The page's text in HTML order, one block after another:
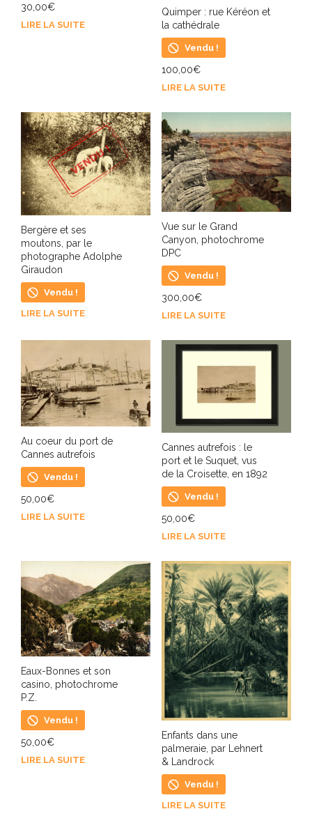
30,00€
LIRE LA SUITE
Quimper : rue Kéréon et
la cathédrale
Vendu !
100,00€
LIRE LA SUITE
Bergère et ses
moutons, par le
photographe Adolphe
Giraudon
Vendu !
LIRE LA SUITE
Vue sur le Grand
Canyon, photochrome
DPC
Vendu !
300,00€
LIRE LA SUITE
Au coeur du port de
Cannes autrefois
Vendu !
50,00€
LIRE LA SUITE
Cannes autrefois : le
port et le Suquet, vus
de la Croisette, en 1892
Vendu !
50,00€
LIRE LA SUITE
Eaux-Bonnes et son
casino, photochrome
P.Z.
Vendu !
50,00€
LIRE LA SUITE
Enfants dans une
palmeraie, par Lehnert
& Landrock
Vendu !
LIRE LA SUITE